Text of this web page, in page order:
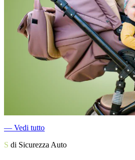
― Vedi tutto
S di Sicurezza Auto